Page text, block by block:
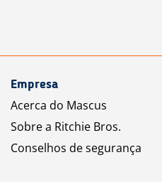
Empresa
Acerca do Mascus
Sobre a Ritchie Bros.
Conselhos de segurança